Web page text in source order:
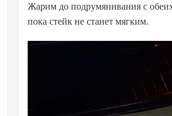
Жарим до подрумянивания с
пока стейк не станет мягким.